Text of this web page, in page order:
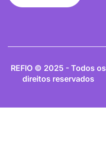
REFIO © 2025 - Todos os
direitos reservados